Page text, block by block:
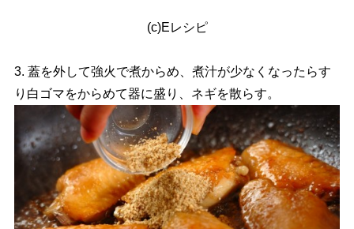
(c)Eレシピ
3. 蓋を外して強火で煮からめ、煮汁が少なくなったらす
り白ゴマをからめて器に盛り、ネギを散らす。